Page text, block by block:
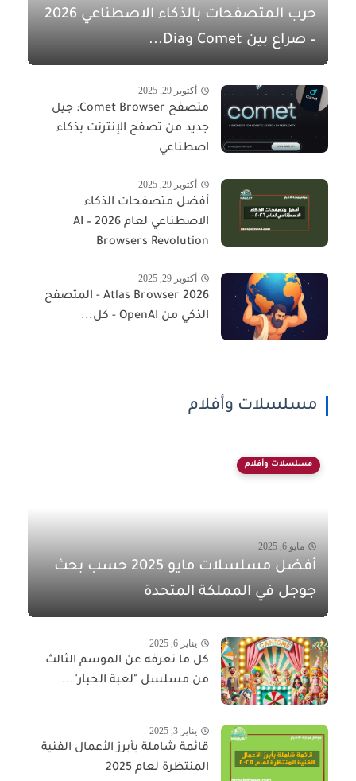
حرب المتصفحات بالذكاء الاصطناعي 2026
– صراع بين Comet وDia...
أكتوبر 29, 2025
متصفح Comet Browser: جيل
جديد من تصفح الإنترنت بذكاء
اصطناعي
أكتوبر 29, 2025
أفضل متصفحات الذكاء
الاصطناعي لعام 2026 – AI
Browsers Revolution
أكتوبر 29, 2025
Atlas Browser 2026 - المتصفح
الذكي من OpenAI - كل...
مسلسلات وأفلام
مسلسلات وأفلام
مايو 6, 2025
أفضل مسلسلات مايو 2025 حسب بحث
جوجل في المملكة المتحدة
يناير 6, 2025
كل ما نعرفه عن الموسم الثالث
من مسلسل "لعبة الحبار"...
يناير 3, 2025
قائمة شاملة بأبرز الأعمال الفنية
المنتظرة لعام 2025